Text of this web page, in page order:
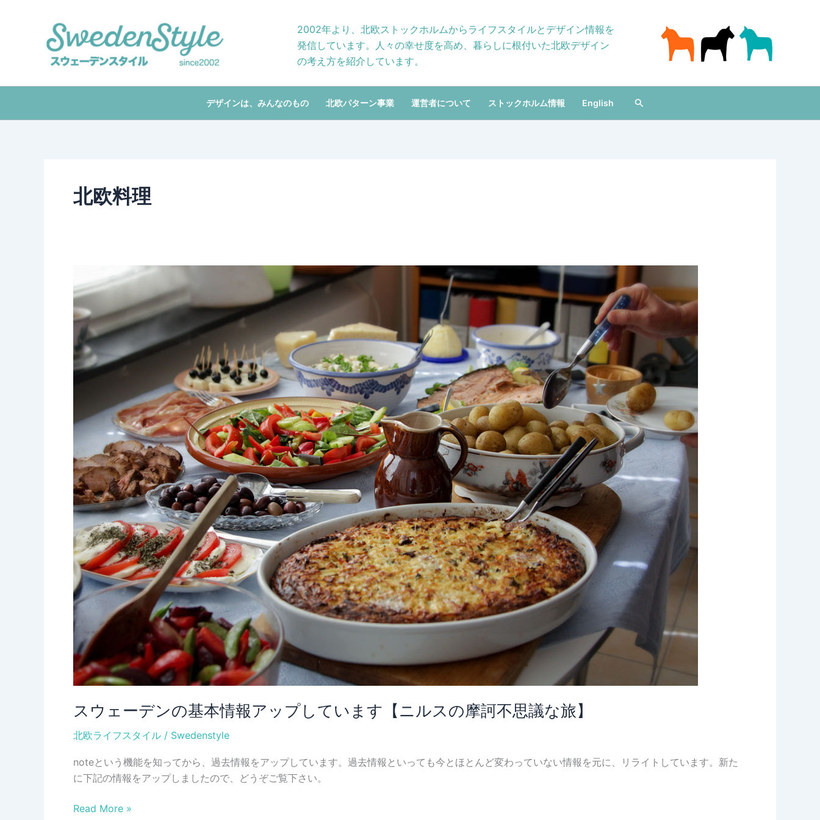
2002年より、北欧ストックホルムからライフスタイルとデザイン情報を
発信しています。人々の幸せ度を高め、暮らしに根付いた北欧デザイン
の考え方を紹介しています。
デザインは、みんなのもの 北欧パターン事業 運営者について ストックホルム情報 English Search
北欧料理
スウェーデンの基本情報アップしています【ニルスの摩訶不思議な旅】
北欧ライフスタイル / Swedenstyle
noteという機能を知ってから、過去情報をアップしています。過去情報といっても今とほとんど変わっていない情報を元に、リライトしています。新た
に下記の情報をアップしましたので、どうぞご覧下さい。
ス
Read More »